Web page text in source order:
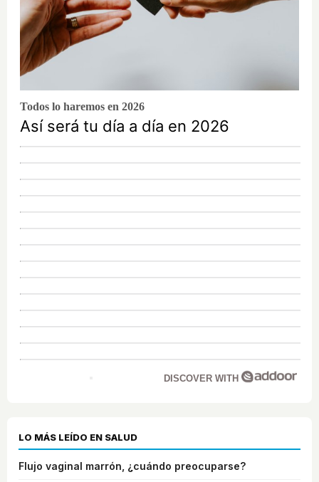
Todos lo haremos en 2026
Así será tu día a día en 2026
DISCOVER WITH
LO MÁS LEÍDO EN SALUD
Flujo vaginal marrón, ¿cuándo preocuparse?